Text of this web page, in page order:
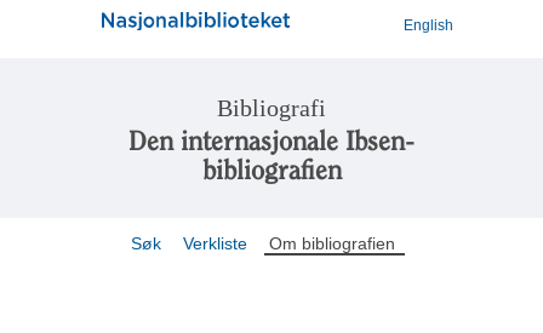
English
Bibliografi
Den internasjonale Ibsen-
bibliografien
Søk Verkliste Om bibliografien